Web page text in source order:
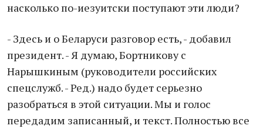
насколько по-иезуитски поступают эти люди?
- Здесь и о Беларуси разговор есть, - добавил
президент. - Я думаю, Бортникову с
Нарышкиным (руководители российских
спецслужб. - Ред.) надо будет серьезно
разобраться в этой ситуации. Мы и голос
передадим записанный, и текст. Полностью все